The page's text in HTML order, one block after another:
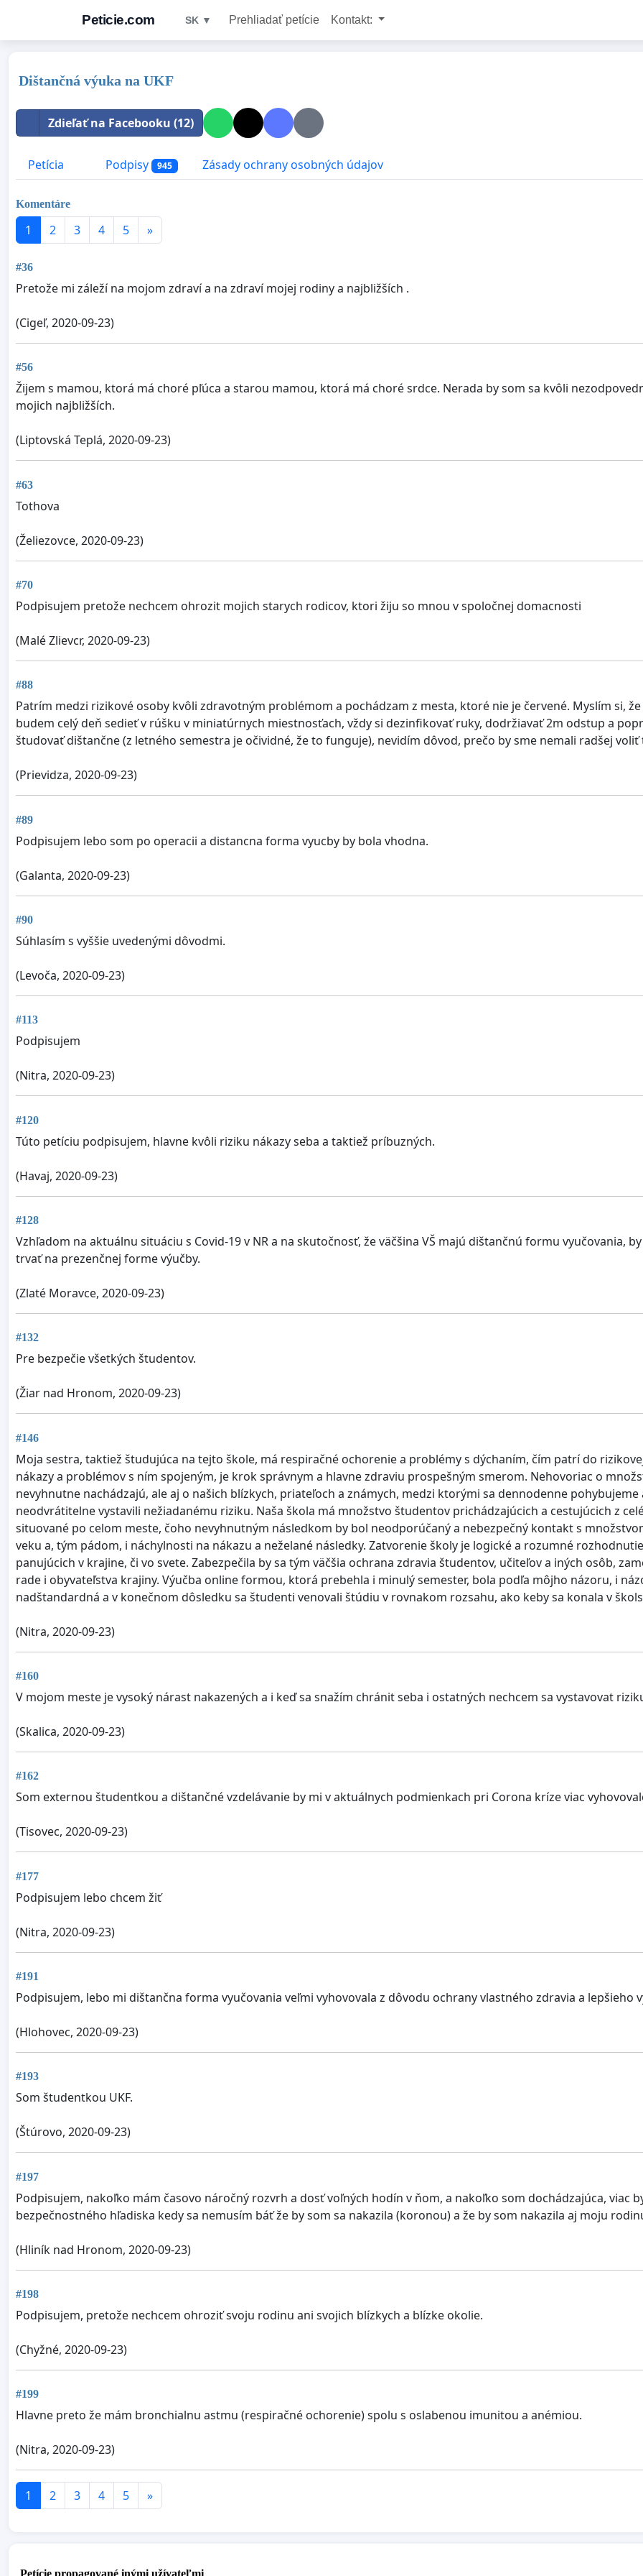
Peticie.com SK ▼ Prehliadať petície Kontakt:
Dištančná výuka na UKF
Zdieľať na Facebooku (12)
Petícia Podpisy 945 Zásady ochrany osobných údajov
Komentáre
1 2 3 4 5 »
#36
Pretože mi záleží na mojom zdraví a na zdraví mojej rodiny a najbližších .
(Cigeľ, 2020-09-23)
#56
Žijem s mamou, ktorá má choré pľúca a starou mamou, ktorá má choré srdce. Nerada by som sa kvôli
mojich najbližších.
(Liptovská Teplá, 2020-09-23)
#63
Tothova
(Želiezovce, 2020-09-23)
#70
Podpisujem pretože nechcem ohrozit mojich starych rodicov, ktori žiju so mnou v spoločnej domacnosti
(Malé Zlievcr, 2020-09-23)
#88
Patrím medzi rizikové osoby kvôli zdravotným problémom a pochádzam z mesta, ktoré nie je červené. Myslím si,
budem celý deň sedieť v rúšku v miniatúrnych miestnosťach, vždy si dezinfikovať ruky, dodržiavať 2m odstup a
študovať dištančne (z letného semestra je očividné, že to funguje), nevidím dôvod, prečo by sme nemali radšej
(Prievidza, 2020-09-23)
#89
Podpisujem lebo som po operacii a distancna forma vyucby by bola vhodna.
(Galanta, 2020-09-23)
#90
Súhlasím s vyššie uvedenými dôvodmi.
(Levoča, 2020-09-23)
#113
Podpisujem
(Nitra, 2020-09-23)
#120
Túto petíciu podpisujem, hlavne kvôli riziku nákazy seba a taktiež príbuzných.
(Havaj, 2020-09-23)
#128
Vzhľadom na aktuálnu situáciu s Covid-19 v NR a na skutočnosť, že väčšina VŠ majú dištančnú formu vyučovania,
trvať na prezenčnej forme výučby.
(Zlaté Moravce, 2020-09-23)
#132
Pre bezpečie všetkých študentov.
(Žiar nad Hronom, 2020-09-23)
#146
Moja sestra, taktiež študujúca na tejto škole, má respiračné ochorenie a problémy s dýchaním, čím patrí do
nákazy a problémov s ním spojeným, je krok správnym a hlavne zdraviu prospešným smerom. Nehovoriac o
nevyhnutne nachádzajú, ale aj o našich blízkych, priateľoch a známych, medzi ktorými sa dennodenne
neodvrátitelne vystavili nežiadanému riziku. Naša škola má množstvo študentov prichádzajúcich a cestujúcich z
situované po celom meste, čoho nevyhnutným následkom by bol neodporúčaný a nebezpečný kontakt s
veku a, tým pádom, i náchylnosti na nákazu a neželané následky. Zatvorenie školy je logické a rozumné
panujúcich v krajine, či vo svete. Zabezpečila by sa tým väčšia ochrana zdravia študentov, učiteľov a iných osôb,
rade i obyvateľstva krajiny. Výučba online formou, ktorá prebehla i minulý semester, bola podľa môjho názoru, i
nadštandardná a v konečnom dôsledku sa študenti venovali štúdiu v rovnakom rozsahu, ako keby sa konala v
(Nitra, 2020-09-23)
#160
V mojom meste je vysoký nárast nakazených a i keď sa snažím chránit seba i ostatných nechcem sa vystavovat
(Skalica, 2020-09-23)
#162
Som externou študentkou a dištančné vzdelávanie by mi v aktuálnych podmienkach pri Corona kríze viac
(Tisovec, 2020-09-23)
#177
Podpisujem lebo chcem žiť
(Nitra, 2020-09-23)
#191
Podpisujem, lebo mi dištančna forma vyučovania veľmi vyhovovala z dôvodu ochrany vlastného zdravia a lepšieho
(Hlohovec, 2020-09-23)
#193
Som študentkou UKF.
(Štúrovo, 2020-09-23)
#197
Podpisujem, nakoľko mám časovo náročný rozvrh a dosť voľných hodín v ňom, a nakoľko som dochádzajúca, viac
bezpečnostného hľadiska kedy sa nemusím báť že by som sa nakazila (koronou) a že by som nakazila aj moju
(Hliník nad Hronom, 2020-09-23)
#198
Podpisujem, pretože nechcem ohroziť svoju rodinu ani svojich blízkych a blízke okolie.
(Chyžné, 2020-09-23)
#199
Hlavne preto že mám bronchialnu astmu (respiračné ochorenie) spolu s oslabenou imunitou a anémiou.
(Nitra, 2020-09-23)
1 2 3 4 5 »
Petície propagované inými užívateľmi